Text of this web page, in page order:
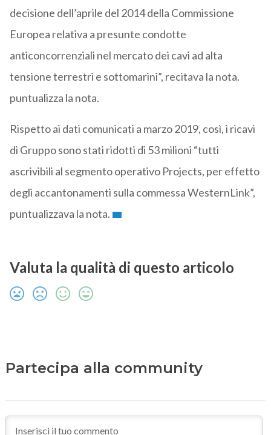
decisione dell’aprile del 2014 della Commissione
Europea relativa a presunte condotte
anticoncorrenziali nel mercato dei cavi ad alta
tensione terrestri e sottomarini”, recitava la nota.
puntualizza la nota.
Rispetto ai dati comunicati a marzo 2019, così, i ricavi
di Gruppo sono stati ridotti di 53 milioni “tutti
ascrivibili al segmento operativo Projects, per effetto
degli accantonamenti sulla commessa WesternLink”,
puntualizzava la nota.
Valuta la qualità di questo articolo
Partecipa alla community